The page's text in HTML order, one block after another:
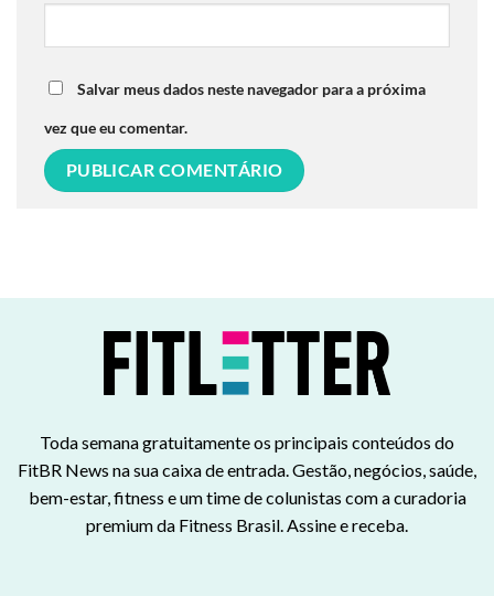
Salvar meus dados neste navegador para a próxima
vez que eu comentar.
Toda semana gratuitamente os principais conteúdos do
FitBR News na sua caixa de entrada. Gestão, negócios, saúde,
bem-estar, fitness e um time de colunistas com a curadoria
premium da Fitness Brasil. Assine e receba.